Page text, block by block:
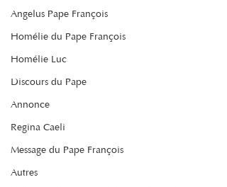
Angelus Pape François
Homélie du Pape François
Homélie Luc
Discours du Pape
Annonce
Regina Caeli
Message du Pape François
Autres